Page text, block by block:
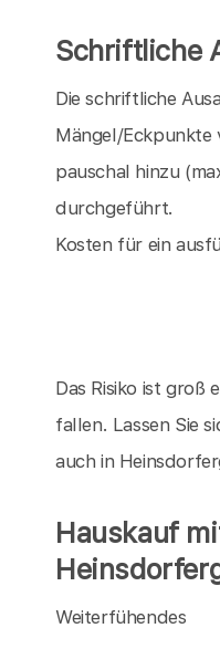
Schriftliche
Die schriftliche
Mängel/Eckpunkte
pauschal hinzu
durchgeführt.
Kosten für ein
Das Risiko ist groß
fallen. Lassen Sie
auch in
Hauskauf
Weiterfühendes